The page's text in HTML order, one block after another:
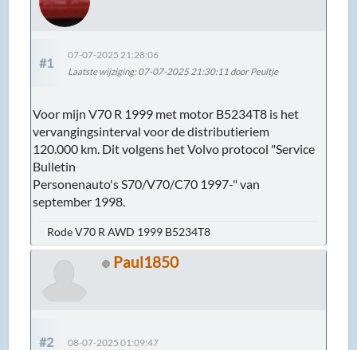
#1
07-07-2025 21:28:06
Laatste wijziging: 07-07-2025 21:30:11 door Peultje
Voor mijn V70 R 1999 met motor B5234T8 is het
vervangingsinterval voor de distributieriem
120.000 km. Dit volgens het Volvo protocol "Service
Bulletin
Personenauto's S70/V70/C70 1997-" van
september 1998.
Rode V70 R AWD 1999 B5234T8
Paul1850
#2 08-07-2025 01:09:47